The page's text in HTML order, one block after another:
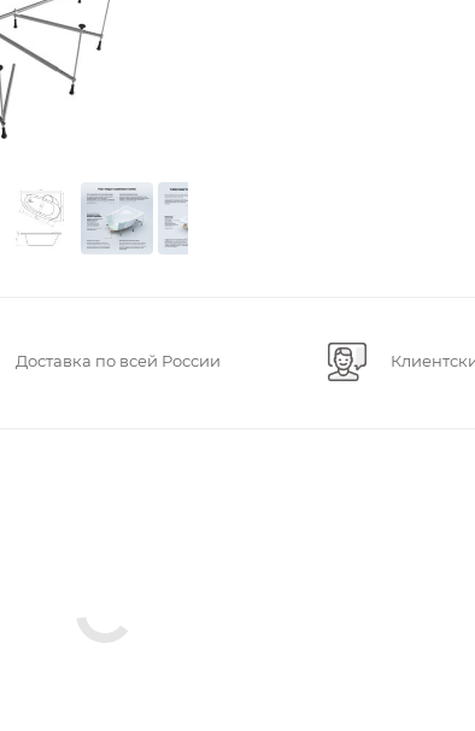
Доставка по всей России